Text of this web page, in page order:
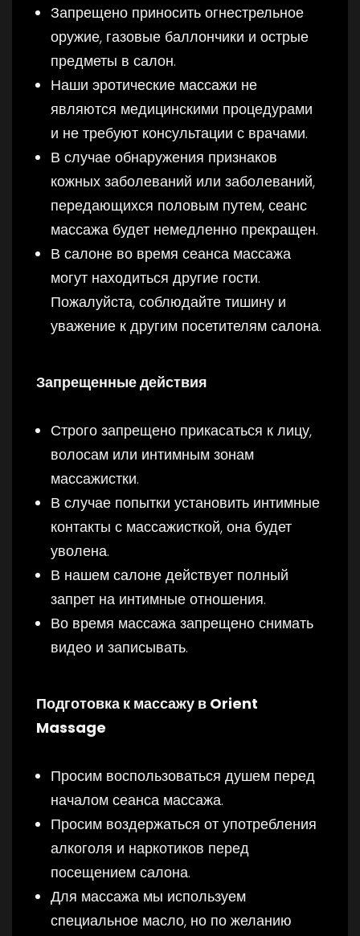
Запрещено приносить огнестрельное
оружие, газовые баллончики и острые
предметы в салон.
Наши эротические массажи не
являются медицинскими процедурами
и не требуют консультации с врачами.
В случае обнаружения признаков
кожных заболеваний или заболеваний,
передающихся половым путем, сеанс
массажа будет немедленно прекращен.
В салоне во время сеанса массажа
могут находиться другие гости.
Пожалуйста, соблюдайте тишину и
уважение к другим посетителям салона.
Запрещенные действия
Строго запрещено прикасаться к лицу,
волосам или интимным зонам
массажистки.
В случае попытки установить интимные
контакты с массажисткой, она будет
уволена.
В нашем салоне действует полный
запрет на интимные отношения.
Во время массажа запрещено снимать
видео и записывать.
Подготовка к массажу в Orient
Massage
Просим воспользоваться душем перед
началом сеанса массажа.
Просим воздержаться от употребления
алкоголя и наркотиков перед
посещением салона.
Для массажа мы используем
специальное масло, но по желанию